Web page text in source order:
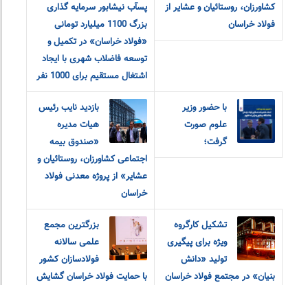
کشاورزان، روستائیان و عشایر از
فولاد خراسان
پسآب نیشابور سرمایه گذاری
بزرگ 1100 میلیارد تومانی
«فولاد خراسان» در تکمیل و
توسعه فاضلاب شهری با ایجاد
اشتغال مستقیم برای 1000 نفر
با حضور وزیر
علوم صورت
گرفت؛
بازدید نایب رئیس
هیات مدیره
«صندوق بیمه
اجتماعی کشاورزان، روستائیان و
عشایر» از پروژه معدنی فولاد
خراسان
تشکیل کارگروه
ویژه برای پیگیری
تولید «دانش
بنیان» در مجتمع فولاد خراسان
بزرگترین مجمع
علمی سالانه
فولادسازان کشور
با حمایت فولاد خراسان گشایش